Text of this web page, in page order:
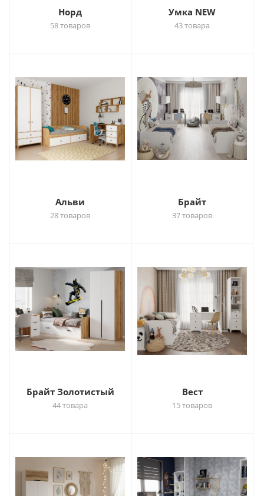
Норд
58 товаров
Умка NEW
43 товара
Альви
28 товаров
Брайт
37 товаров
Брайт Золотистый
44 товара
Вест
15 товаров